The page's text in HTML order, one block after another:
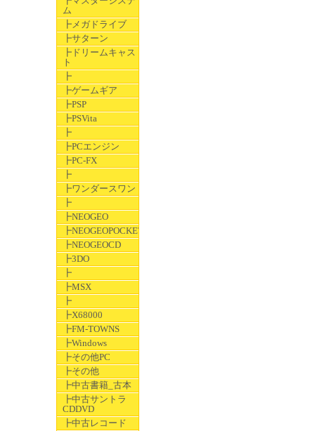
ム
┣メガドライブ
┣サターン
┣ドリームキャス
ト
┣
┣ゲームギア
┣PSP
┣PSVita
┣
┣PCエンジン
┣PC-FX
┣
┣ワンダースワン
┣
┣NEOGEO
┣NEOGEOPOCKET
┣NEOGEOCD
┣3DO
┣
┣MSX
┣
┣X68000
┣FM-TOWNS
┣Windows
┣その他PC
┣その他
┣中古書籍_古本
┣中古サントラ
CDDVD
┣中古レコード